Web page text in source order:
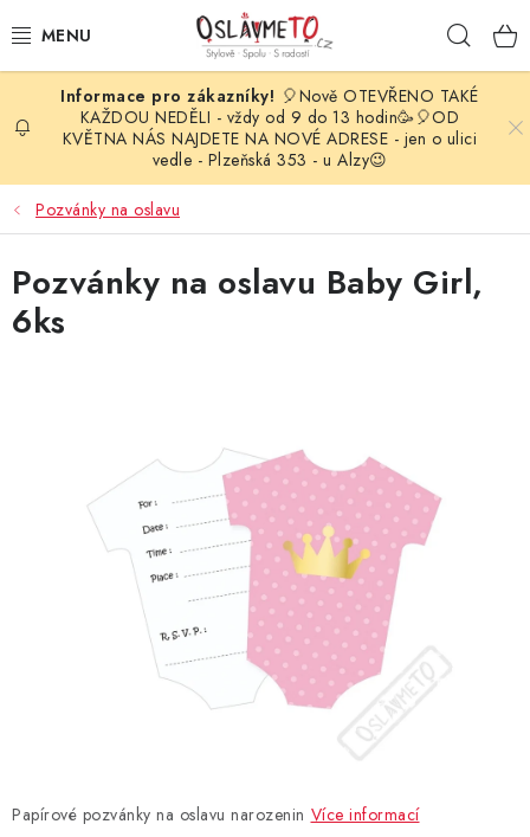
na
OSLAVA NAROZENIN
STYLOVÁ PARTY
DEKORACE A VÝZDOBA
BALÓNKY
SVATEBNÍ DOPLŇKY
BARVY NA OBLIČEJ A VLASY
BLAHOPŘÁNÍ
BUBLIFUKY
DORTOVÉ SVÍČKY A OZDOBY
DÁRKY
🎈Nově OTEVŘENO TAKÉ
KAŽDOU NEDĚLI - vždy od 9 do 13 hodin🥳🎈OD
KVĚTNA NÁS NAJDETE NA NOVÉ ADRESE - jen o ulici
vedle - Plzeňská 353 - u Alzy😉
Pozvánky na oslavu
Papírové pozvánky na oslavu narozenin Více informací
Pozvánky na oslavu Baby Girl,
6ks